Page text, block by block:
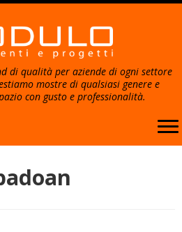
di qualità per aziende di ogni settore
mostre di qualsiasi genere e
con gusto e professionalità.